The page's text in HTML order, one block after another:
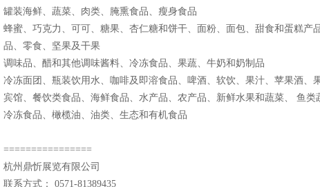
罐装海鲜、蔬菜、肉类、腌熏食品、瘦身食品
蜂蜜、巧克力、可可、糖果、杏仁糖和饼干、面粉、面包、甜食和蛋糕产
品、零食、坚果及干果
调味品、醋和其他调味酱料、冷冻食品、果蔬、牛奶和奶制品
冷冻面团、瓶装饮用水、咖啡及即溶食品、啤酒、软饮、果汁、苹果酒、
宾馆、餐饮类食品、海鲜食品、水产品、农产品、新鲜水果和蔬菜、 鱼类
冷冻食品、橄榄油、油类、生态和有机食品
================
杭州鼎忻展览有限公司
联系方式： 0571-81389435